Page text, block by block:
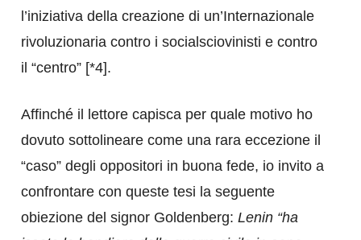
l’iniziativa della creazione di un’Internazionale
rivoluzionaria contro i socialsciovinisti e contro
il “centro” [*4].
Affinché il lettore capisca per quale motivo ho
dovuto sottolineare come una rara eccezione il
“caso” degli oppositori in buona fede, io invito a
confrontare con queste tesi la seguente
obiezione del signor Goldenberg: Lenin “ha